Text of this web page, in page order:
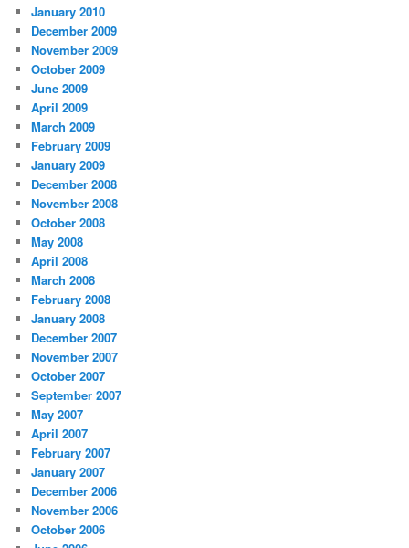
January 2010
December 2009
November 2009
October 2009
June 2009
April 2009
March 2009
February 2009
January 2009
December 2008
November 2008
October 2008
May 2008
April 2008
March 2008
February 2008
January 2008
December 2007
November 2007
October 2007
September 2007
May 2007
April 2007
February 2007
January 2007
December 2006
November 2006
October 2006